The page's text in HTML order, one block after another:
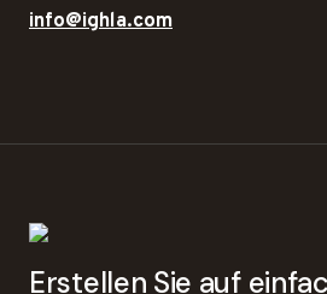
info@ighla.com
Erstellen Sie auf